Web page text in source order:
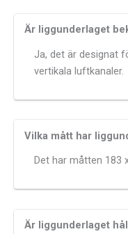
Är liggunderlaget
Ja, det är designat
vertikala luftkanaler.
Vilka mått har
Det har måtten 183
Är liggunderlaget